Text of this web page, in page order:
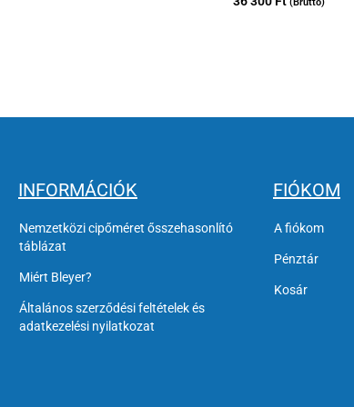
(Bruttó)
INFORMÁCIÓK
Nemzetközi cipőméret ősszehasonlító
táblázat
Miért Bleyer?
Általános szerződési feltételek és
adatkezelési nyilatkozat
FIÓKOM
A fiókom
Pénztár
Kosár